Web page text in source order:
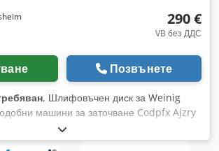
290 €
VB без ДДС
Позвънете
, Шлифовъчен диск за Weinig
машини за заточване Codpfx Ajzry
данни: - Номер на производителя:
нов - Грапавост: D 151 - Диаметър: